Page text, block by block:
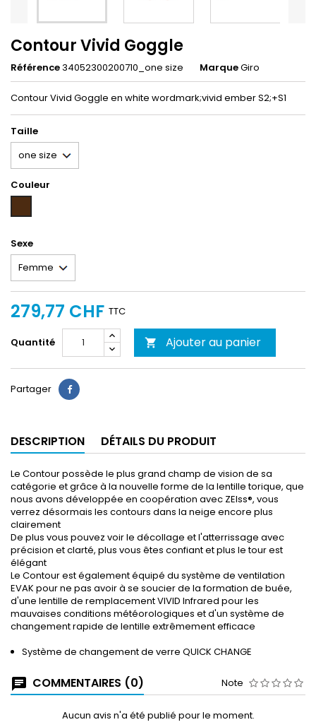
Contour Vivid Goggle
Référence34052300200710_one size MarqueGiro
Contour Vivid Goggle en white wordmark;vivid ember S2;+S1
Taille
Couleur
Sexe
279,77 CHF TTC
Quantité  Ajouter au panier
Partager
DESCRIPTION DÉTAILS DU PRODUIT
Le Contour possède le plus grand champ de vision de sa
catégorie et grâce à la nouvelle forme de la lentille torique, que
nous avons développée en coopération avec ZEIss®, vous
verrez désormais les contours dans la neige encore plus
clairement
De plus vous pouvez voir le décollage et l'atterrissage avec
précision et clarté, plus vous êtes confiant et plus le tour est
élégant
Le Contour est également équipé du système de ventilation
EVAK pour ne pas avoir à se soucier de la formation de buée,
d'une lentille de remplacement VIVID Infrared pour les
mauvaises conditions météorologiques et d'un système de
changement rapide de lentille extrêmement efficace
Système de changement de verre QUICK CHANGE
COMMENTAIRES (0) Note
Aucun avis n'a été publié pour le moment.